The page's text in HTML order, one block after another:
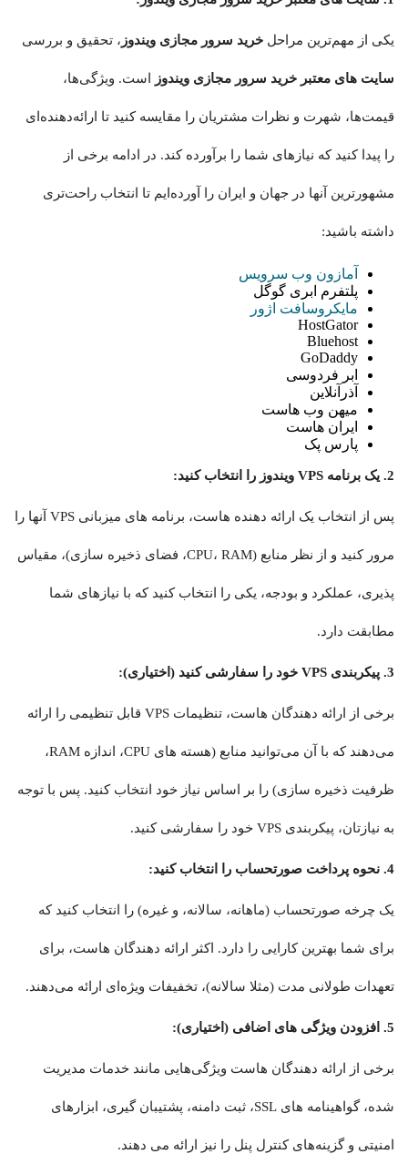
یکی از مهم‌ترین مراحل خرید سرور مجازی ویندوز ، تحقیق و بررسی
سایت‌ های معتبر خرید سرور مجازی ویندوز است. ویژگی‌ها،
قیمت‌ها، شهرت و نظرات مشتریان را مقایسه کنید تا ارائه‌دهنده‌ای
را پیدا کنید که نیازهای شما را برآورده کند. در ادامه برخی از
مشهورترین آنها در جهان و ایران را آورده‌ایم تا انتخاب راحت‌تری
داشته باشید:
آمازون وب سرویس
پلتفرم ابری گوگل
مایکروسافت اژور
HostGator
Bluehost
GoDaddy
ابر فردوسی
آذرآنلاین
میهن وب هاست
ایران هاست
پارس پک
2. یک برنامه VPS ویندوز را انتخاب کنید:
پس از انتخاب یک ارائه دهنده هاست، برنامه های میزبانی VPS آنها را
مرور کنید و از نظر منابع (CPU، RAM، فضای ذخیره سازی)، مقیاس
پذیری، عملکرد و بودجه، یکی را انتخاب کنید که با نیازهای شما
مطابقت دارد.
3. پیکربندی VPS خود را سفارشی کنید (اختیاری):
برخی از ارائه دهندگان هاست، تنظیمات VPS قابل تنظیمی را ارائه
می‌دهند که با آن می‌توانید منابع (هسته های CPU، اندازه RAM،
ظرفیت ذخیره سازی) را بر اساس نیاز خود انتخاب کنید. پس با توجه
به نیازتان، پیکربندی VPS خود را سفارشی کنید.
4. نحوه پرداخت صورتحساب را انتخاب کنید:
یک چرخه صورتحساب (ماهانه، سالانه، و غیره) را انتخاب کنید که
برای شما بهترین کارایی را دارد. اکثر ارائه دهندگان هاست، برای
تعهدات طولانی مدت (مثلا سالانه)، تخفیفات ویژه‌ای ارائه می‌دهند.
5. افزودن ویژگی های اضافی (اختیاری):
برخی از ارائه دهندگان هاست ویژگی‌هایی مانند خدمات مدیریت
شده، گواهینامه های SSL، ثبت دامنه، پشتیبان گیری، ابزارهای
امنیتی و گزینه‌های کنترل پنل را نیز ارائه می دهند.